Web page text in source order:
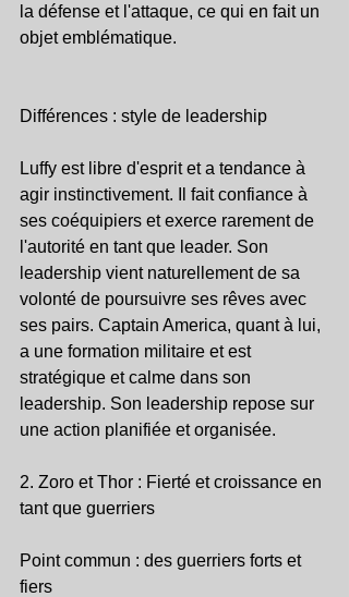
la défense et l'attaque, ce qui en fait un
objet emblématique.
Différences : style de leadership
Luffy est libre d'esprit et a tendance à
agir instinctivement. Il fait confiance à
ses coéquipiers et exerce rarement de
l'autorité en tant que leader. Son
leadership vient naturellement de sa
volonté de poursuivre ses rêves avec
ses pairs. Captain America, quant à lui,
a une formation militaire et est
stratégique et calme dans son
leadership. Son leadership repose sur
une action planifiée et organisée.
2. Zoro et Thor : Fierté et croissance en
tant que guerriers
Point commun : des guerriers forts et
fiers